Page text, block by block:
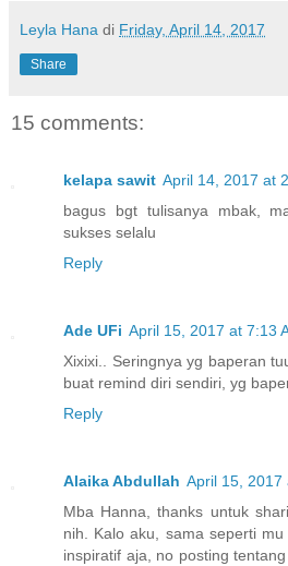
Leyla Hana di Friday, April 14, 2017
Share
15 comments:
kelapa sawit April 14, 2017 at
bagus bgt tulisanya mbak,
sukses selalu
Reply
Ade UFi April 15, 2017 at 7:13
Xixixi.. Seringnya yg baperan
buat remind diri sendiri, yg
Reply
Alaika Abdullah April 15, 2017
Mba Hanna, thanks untuk
nih. Kalo aku, sama seperti
inspiratif aja, no posting